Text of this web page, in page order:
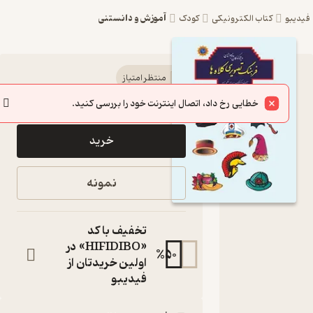
کتاب الکترونیکی کودک آموزش و دانستنی
کتاب
فرهنگ
تصویری
کلاه ها اثر
حکیم زاده
نشر شهر
پدرام
کتاب
متنی
منتظر امتیاز
٪10
20,000
18,000
خرید
نمونه
%
تخفیف با کد
«HIFIDIBO» در
اولین خریدتان از
فیدیبو
خطایی رخ داد، اتصال اینترنت خود را بررسی کنید.